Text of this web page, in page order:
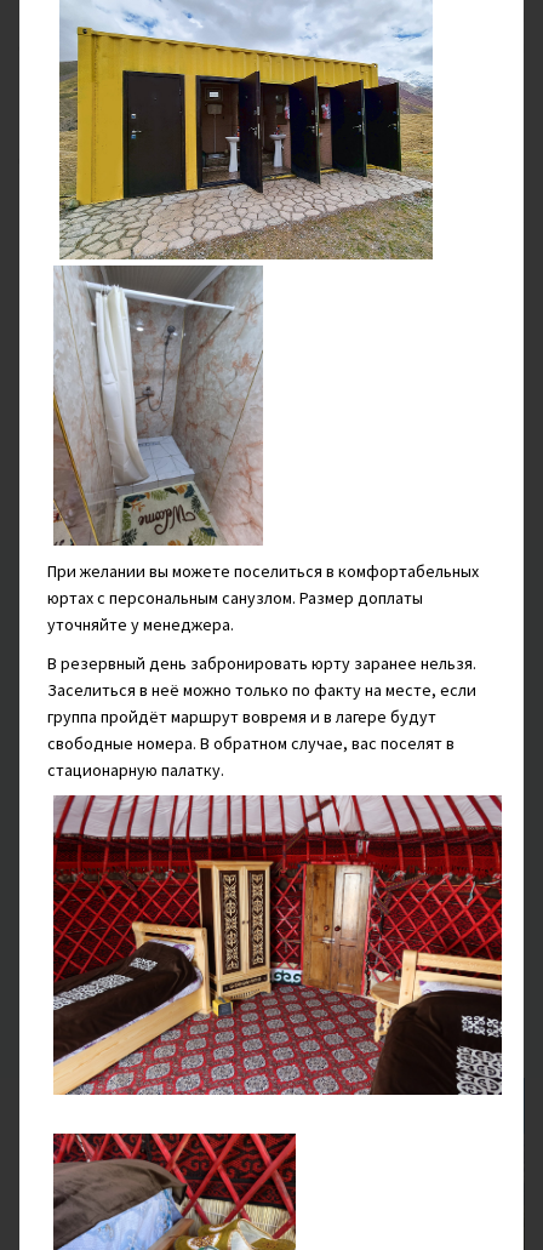
вам понадобится выносливость и хорошая физическая
форма.Альпинистский опыт не обязателен:
необходимым навыкам вас обучат профессионалы.
Большая часть путешествия пройдётналегке,
дня — с рюкзаками. А если вы совсем не готовы носить
тяжёлый рюкзак, можно воспользоваться помощью
портеров или лошадей. Проживание — вкомфортных
обустроенных лагеряхс туалетами, душевыми,
электричеством и горячим трёхразовым питанием от
поваров. Только 2 ночи, во время восхождения на
шеститысячник, вы проведёте в необорудованном
высотном лагере, где будете готовить самостоятельно.
Для тех, кто пока не готов к подобным нагрузкам, но
мечтает побывать на Памире, у нас есть более лёгкий
маршрут на 8 дней.
Читать дальше
О программе
560 км 34 км
1 - 15 чел.
1 ДЕНЬ
Сбор группы переезд в базовый лагерь
Вы встретитесь в аэропортугорода Ош(подробнее в
разделе «Место и время встречи»)и отправитесь в
базовый лагерьпод пиком Ленина на высоте 3 600 м.
Дорога займёт около 5 часов, но скучно не будет — по
пути вам откроются невероятные виды Памира. Лагерь
с поэтическим название «Поляна эдельвейсов»
расположился в живописном месте среди альпийских
лугов и сверкающих ледников. Вы разместитесь в
комфортных отапливаемых палатках, отдохнёте после
переезда, а затем отправитесь на первую прогулку — к
Луковой поляне,которая порадует вас яркими
ароматными цветами.
При желании вы можете поселиться в комфортабельных
юртах с персональным санузлом. Размер доплаты
уточняйте у менеджера.
В резервный день забронировать юрту заранее нельзя.
Заселиться в неё можно только по факту на месте, если
группа пройдёт маршрут вовремя и в лагере будут
свободные номера. В обратном случае, вас поселят в
стационарную палатку.